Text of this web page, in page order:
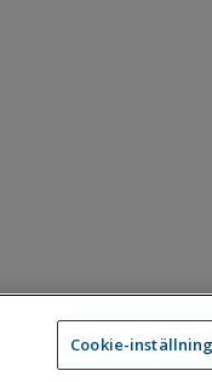
11 BROMMA Telefon:
Cookie-